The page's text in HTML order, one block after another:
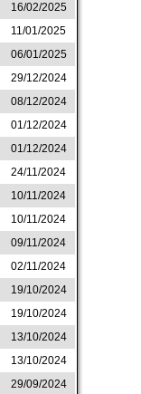
16/02/2025
11/01/2025
06/01/2025
29/12/2024
08/12/2024
01/12/2024
01/12/2024
24/11/2024
10/11/2024
10/11/2024
09/11/2024
02/11/2024
19/10/2024
19/10/2024
13/10/2024
13/10/2024
29/09/2024